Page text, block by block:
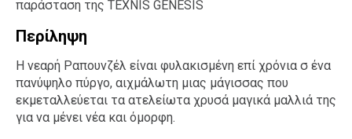
παράσταση της TEXNIS GENESIS
Περίληψη
Η νεαρή Ραπουνζέλ είναι φυλακισμένη επί χρόνια σ ένα
πανύψηλο πύργο, αιχμάλωτη μιας μάγισσας που
εκμεταλλεύεται τα ατελείωτα χρυσά μαγικά μαλλιά της
για να μένει νέα και όμορφη.